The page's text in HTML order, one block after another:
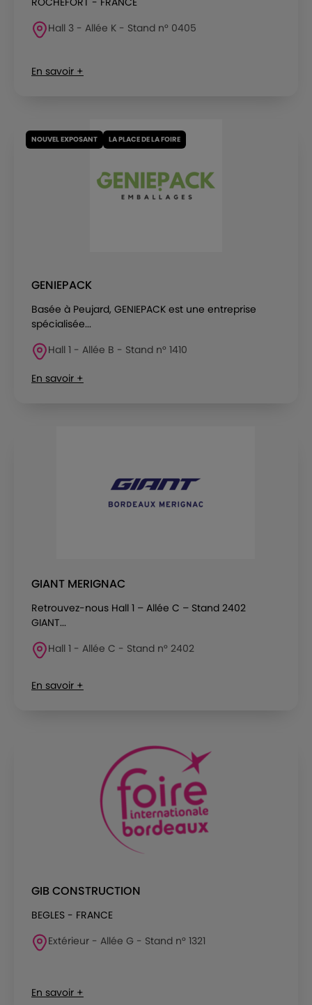
Hall 3 - Allée K - Stand n° 0405
En savoir +
NOUVEL EXPOSANT LA PLACE DE LA FOIRE
GENIEPACK
Basée à Peujard, GENIEPACK est une entreprise
spécialisée...
Hall 1 - Allée B - Stand n° 1410
En savoir +
GIANT MERIGNAC
Retrouvez-nous Hall 1 – Allée C – Stand 2402
GIANT...
Hall 1 - Allée C - Stand n° 2402
En savoir +
GIB CONSTRUCTION
BEGLES - FRANCE
Extérieur - Allée G - Stand n° 1321
En savoir +